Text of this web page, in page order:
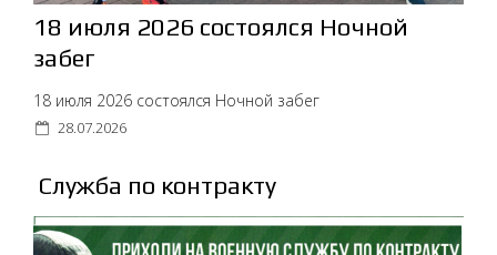
18 июля 2026 состоялся Ночной
забег
18 июля 2026 состоялся Ночной забег
28.07.2026
Служба по контракту